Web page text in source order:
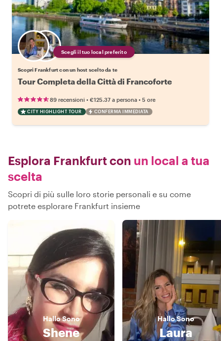
Scegli il tuo local preferito
Scopri Frankfurt con un host scelto da te
Tour Completa della Città di Francoforte
89 recensioni • €125.37 a persona • 5 ore
CITY HIGHLIGHT TOUR CONFERMA IMMEDIATA
Esplora Frankfurt con un local a tua
scelta
Scopri di più sulle loro storie personali e su come
potrete esplorare Frankfurt insieme
HalloSono
Shene
HalloSono
Laura